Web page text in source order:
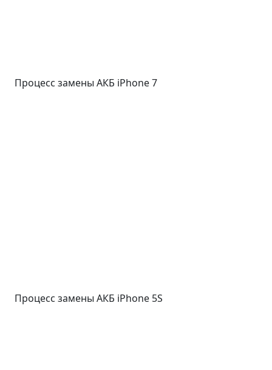
Процесс замены АКБ iPhone 7
Процесс замены АКБ iPhone 5S